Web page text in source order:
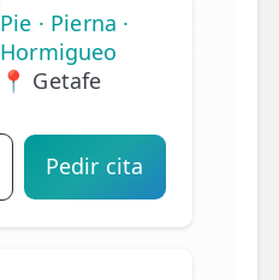
Pie · Pierna ·
Hormigueo
📍 Getafe
Pedir cita